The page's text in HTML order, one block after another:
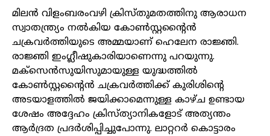
മിലൻ വിളംബരംവഴി ക്രിസ്തുമതത്തിനു ആരാധന
സ്വാതന്ത്ര്യം നൽകിയ കോൺസ്റ്റന്റൈൻ
ചക്രവർത്തിയുടെ അമ്മയാണ് ഹെലേന രാജ്ഞി.
രാജ്ഞി ഇംഗ്ലീഷുകാരിയാണെന്നു പറയുന്നു.
മക്‌സെൻസുയിസുമായുള്ള യുദ്ധത്തിൽ
കോൺസ്റ്റന്റൈൻ ചക്രവർത്തിക്ക് കുരിശിന്റെ
അടയാളത്തിൽ ജയിക്കാമെന്നുള്ള കാഴ്ച ഉണ്ടായ
ശേഷം അദ്ദേഹം ക്രിസ്ത്യാനികളോട് അത്യന്തം
ആർദ്രത പ്രദർശിപ്പിച്ചുപോന്നു. ലാറ്ററർ കൊട്ടാരം